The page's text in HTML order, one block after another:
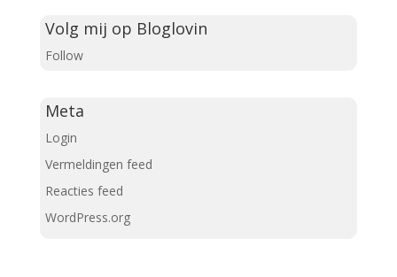
Volg mij op Bloglovin
Follow
Meta
Login
Vermeldingen feed
Reacties feed
WordPress.org